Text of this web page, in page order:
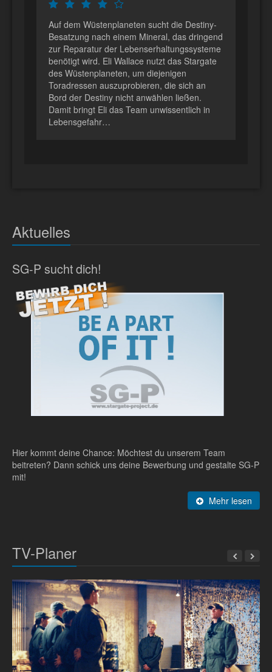
Auf dem Wüstenplaneten sucht die Destiny-
Besatzung nach einem Mineral, das dringend
zur Reparatur der Lebenserhaltungssysteme
benötigt wird. Eli Wallace nutzt das Stargate
des Wüstenplaneten, um diejenigen
Toradressen auszuprobieren, die sich an
Bord der Destiny nicht anwählen ließen.
Damit bringt Eli das Team unwissentlich in
Lebensgefahr…
Aktuelles
SG-P sucht dich!
Hier kommt deine Chance: Möchtest du unserem Team
beitreten? Dann schick uns deine Bewerbung und gestalte SG-P
mit!
Mehr lesen
TV-Planer